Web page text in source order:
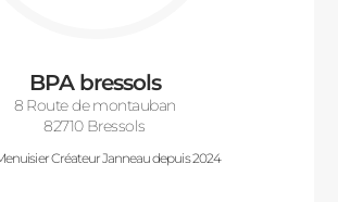
BPA bressols
8 Route de montauban
82710 Bressols
Créateur Janneau depuis 2024